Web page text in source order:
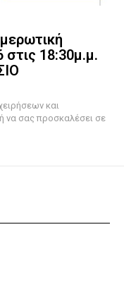
18:30μ.μ.
και
να σας προσκαλέσει σε